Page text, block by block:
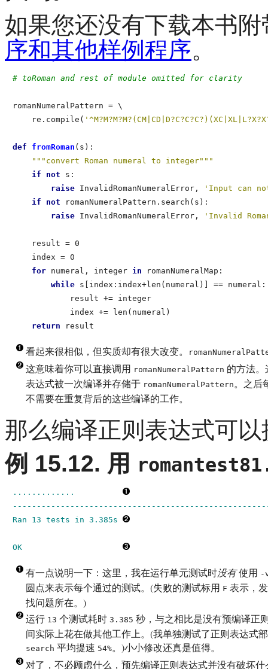
如果您还没有下载本书
序和其他样例程序。
# toRoman and rest of module omitted for clarity
romanNumeralPattern = \
    re.compile(
def fromRoman (s):
"""convert Roman numeral to integer"""
if
not s:
raise InvalidRomanNumeralError,
'Input can
if
not
raise InvalidRomanNumeralError, 'Invalid
    result = 0
    index = 0
for numeral, integer in romanNumeralMap:
while s[index:index+len(numeral)] == numeral:
            result += integer
            index += len(numeral)
return
看起来很相似，但实质却有很大改变。
这意味着你可以直接调用 romanNumeralPattern 的方法
表达式被一次编译并存储于 romanNumeralPattern。之后
不需要在重复背后的这些编译的工作。
那么编译正则表达式可
例 15.12. 用
.............
Ran 13 tests in 3.385s
OK
有一点说明一下：这里，我在运行单元测试时没有使用 -
圆点来表示每个通过的测试。(失败的测试标用 F 表示，
找问题所在。)
运行 13 个测试耗时 3.385 秒，与之相比是没有预编译正
间实际上花在做其他工作上。(我单独测试了正则表达式
search 平均提速 54%。)小小修改还真是值得。
对了，不必顾虑什么，预先编译正则表达式并没有破坏